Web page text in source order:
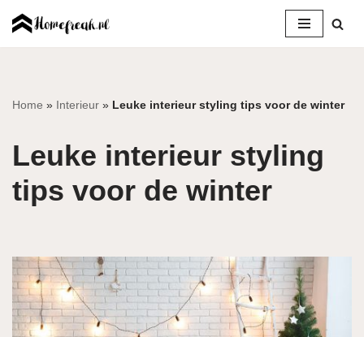
inhoud
Home » Interieur » Leuke interieur styling tips voor de winter
Leuke interieur styling
tips voor de winter